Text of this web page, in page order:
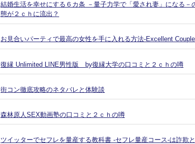
結婚生活を幸せにする６カ条 －量子力学で「愛され妻」になる－
態が２ｃｈに流出？
お見合いパーティで最高の女性を手に入れる方法-Excellent
復縁 Unlimited LINE男性版 by復縁大学の口コミと２ｃｈの噂
街コン徹底攻略のネタバレと体験談
森林原人SEX動画塾の口コミと２ｃｈの噂
ツイッターでセフレを量産する教科書 -セフレ量産コース-は詐欺